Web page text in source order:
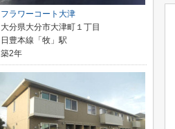
フラワーコート大津
大分県大分市大津町１丁目
日豊本線「牧」駅
築2年